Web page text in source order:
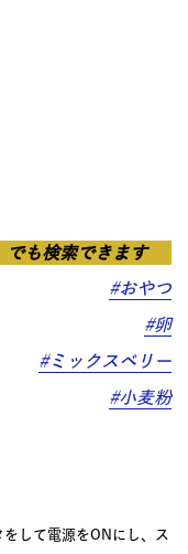
でも検索できます
#おやつ
#卵
#ミックスベリー
#小麦粉
して電源をONにし、ス